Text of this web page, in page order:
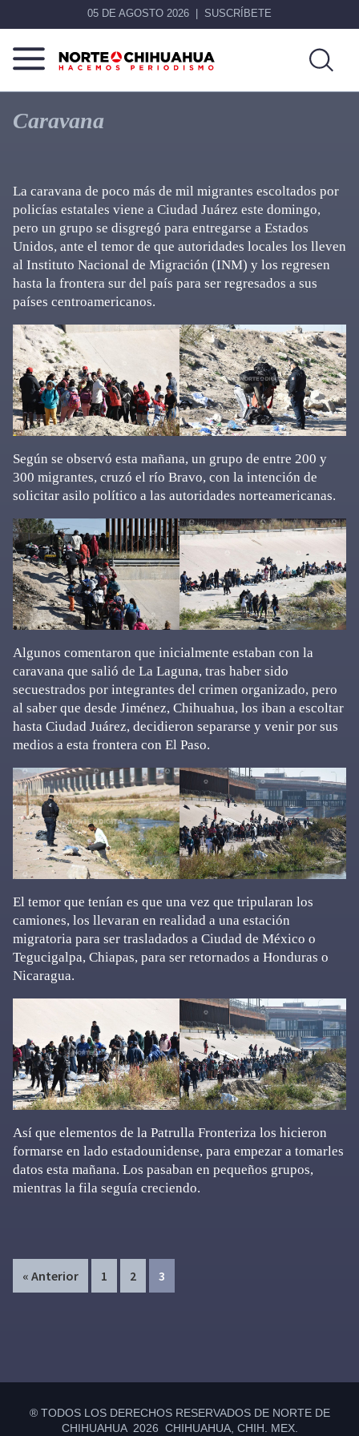
05 DE AGOSTO 2026 SUSCRÍBETE
Norte
Chihuahua
Más
que
noticias,
Caravana
La caravana de poco más de mil migrantes escoltados por
policías estatales viene a Ciudad Juárez este domingo,
pero un grupo se disgregó para entregarse a Estados
Unidos, ante el temor de que autoridades locales los lleven
al Instituto Nacional de Migración (INM) y los regresen
hasta la frontera sur del país para ser regresados a sus
países centroamericanos.
Según se observó esta mañana, un grupo de entre 200 y
300 migrantes, cruzó el río Bravo, con la intención de
solicitar asilo político a las autoridades norteamericanas.
Algunos comentaron que inicialmente estaban con la
caravana que salió de La Laguna, tras haber sido
secuestrados por integrantes del crimen organizado, pero
al saber que desde Jiménez, Chihuahua, los iban a escoltar
hasta Ciudad Juárez, decidieron separarse y venir por sus
medios a esta frontera con El Paso.
El temor que tenían es que una vez que tripularan los
camiones, los llevaran en realidad a una estación
migratoria para ser trasladados a Ciudad de México o
Tegucigalpa, Chiapas, para ser retornados a Honduras o
Nicaragua.
Así que elementos de la Patrulla Fronteriza los hicieron
formarse en lado estadounidense, para empezar a tomarles
datos esta mañana. Los pasaban en pequeños grupos,
mientras la fila seguía creciendo.
« Anterior Page
1 Page
2 Page
3
® TODOS LOS DERECHOS RESERVADOS DE NORTE DE
CHIHUAHUA 2026 CHIHUAHUA, CHIH. MEX.